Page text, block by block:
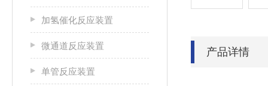
加氢催化反应装置
微通道反应装置
单管反应装置
产品详情